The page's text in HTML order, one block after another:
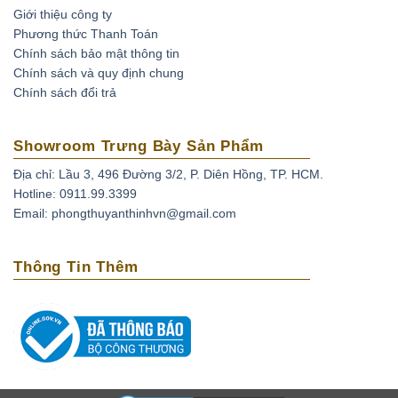
ruby được khai thác từ mỏ, không qua xử lý
Ruby được xử lý nhiệt (Ruby nung):
thác được nung để đốt cháy tạp chất và tăng độ sáng
nung chung với thủy tinh và kim loại tạo màu để thủy
tinh len vào các khe nứt giúp tăng độ bóng và màu sắc
của đá.
Ruby nhuộm:đá ruby được khai thác tự nhiên không
mô phỏng quá trình hình thành trong tự nhiên.
Ruby giả:là loại được chế tác từ nhựa, thủy tinh và các
loại đá tổng hợp không có giá trị.
Giới thiệu công ty
Phương thức Thanh Toán
Chính sách bảo mật thông tin
Chính sách và quy định chung
Chính sách đổi trả
Showroom Trưng Bày Sản Phẩm
Địa chỉ: Lầu 3, 496 Đường 3/2, P. Diên Hồng, TP. HCM.
Hotline: 0911.99.3399
Email: phongthuyanthinhvn@gmail.com
Thông Tin Thêm